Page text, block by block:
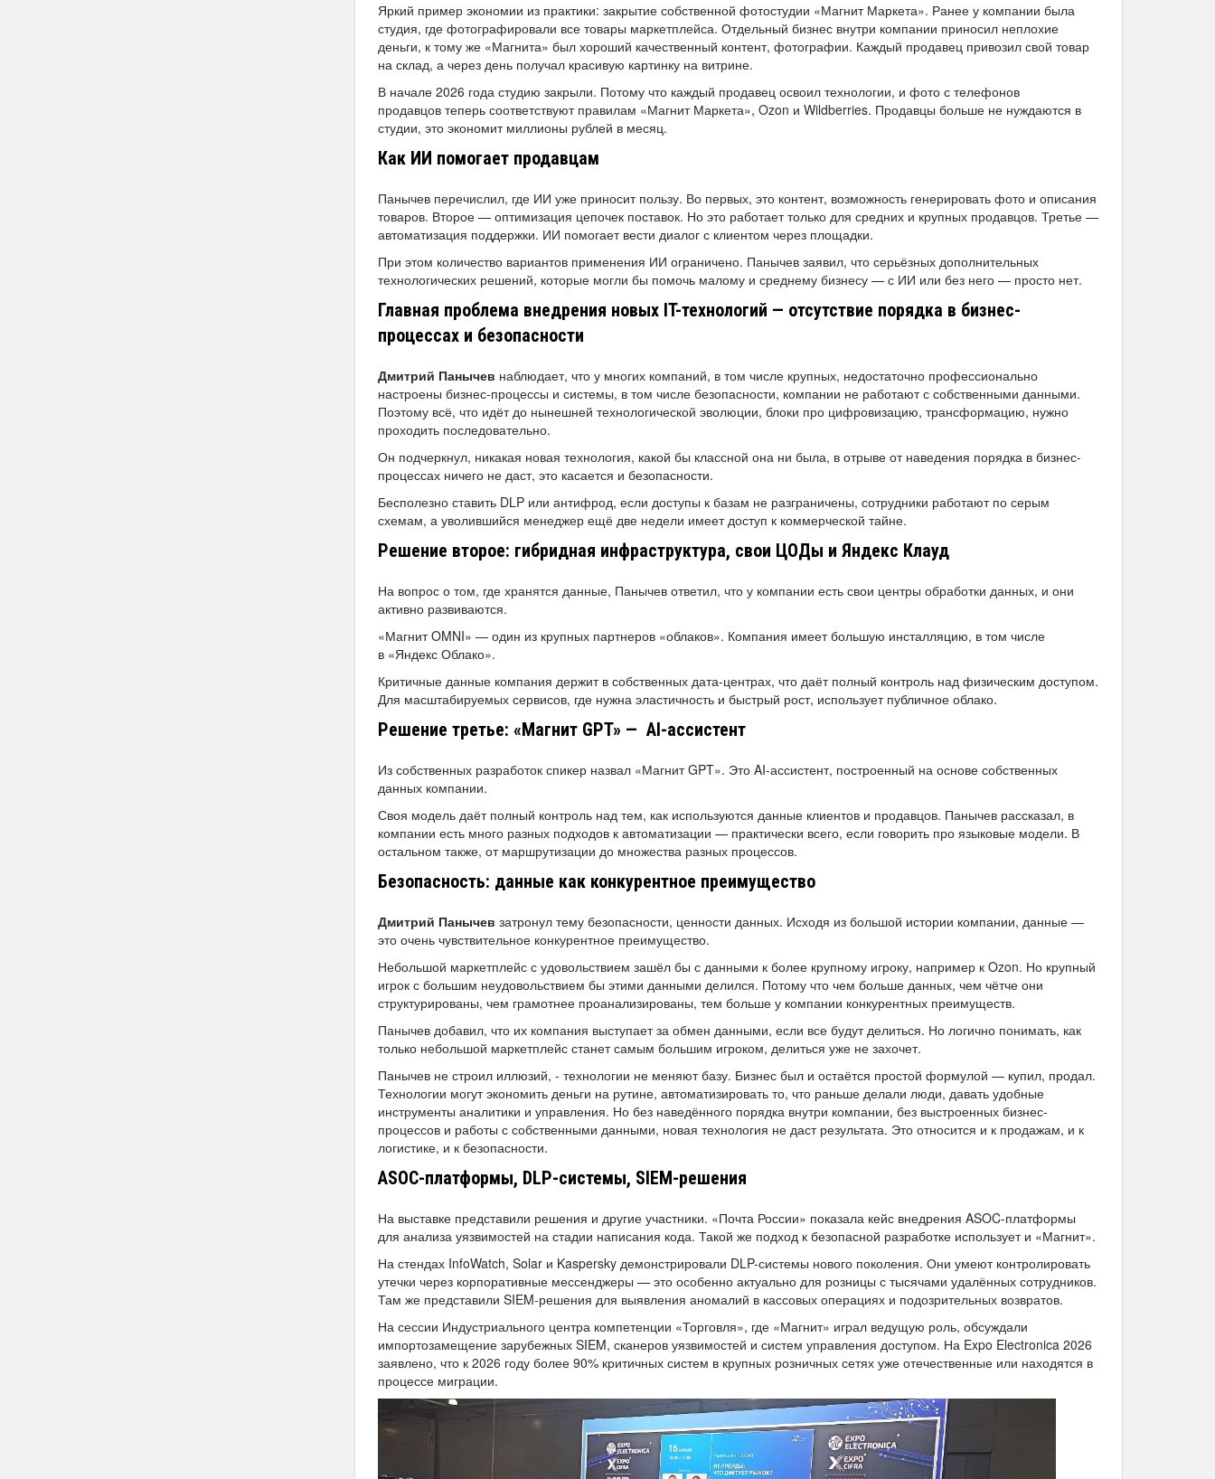
Яркий пример экономии из практики: закрытие собственной фотостудии «Магнит Маркета». Ранее у компании была
студия, где фотографировали все товары маркетплейса. Отдельный бизнес внутри компании приносил неплохие
деньги, к тому же «Магнита» был хороший качественный контент, фотографии. Каждый продавец привозил свой товар
на склад, а через день получал красивую картинку на витрине.
В начале 2026 года студию закрыли. Потому что каждый продавец освоил технологии, и фото с телефонов
продавцов теперь соответствуют правилам «Магнит Маркета», Ozon и Wildberries. Продавцы больше не нуждаются в
студии, это экономит миллионы рублей в месяц.
Как ИИ помогает продавцам
Панычев перечислил, где ИИ уже приносит пользу. Во первых, это контент, возможность генерировать фото и описания
товаров. Второе — оптимизация цепочек поставок. Но это работает только для средних и крупных продавцов. Третье —
автоматизация поддержки. ИИ помогает вести диалог с клиентом через площадки.
При этом количество вариантов применения ИИ ограничено. Панычев заявил, что серьёзных дополнительных
технологических решений, которые могли бы помочь малому и среднему бизнесу — с ИИ или без него — просто нет.
Главная проблема внедрения новых IT-технологий — отсутствие порядка в бизнес-
процессах и безопасности
Дмитрий Панычев наблюдает, что у многих компаний, в том числе крупных, недостаточно профессионально
настроены бизнес-процессы и системы, в том числе безопасности, компании не работают с собственными данными.
Поэтому всё, что идёт до нынешней технологической эволюции, блоки про цифровизацию, трансформацию, нужно
проходить последовательно.
Он подчеркнул, никакая новая технология, какой бы классной она ни была, в отрыве от наведения порядка в бизнес-
процессах ничего не даст, это касается и безопасности.
Бесполезно ставить DLP или антифрод, если доступы к базам не разграничены, сотрудники работают по серым
схемам, а уволившийся менеджер ещё две недели имеет доступ к коммерческой тайне.
Решение второе: гибридная инфраструктура, свои ЦОДы и Яндекс Клауд
На вопрос о том, где хранятся данные, Панычев ответил, что у компании есть свои центры обработки данных, и они
активно развиваются.
«Магнит OMNI» — один из крупных партнеров «облаков». Компания имеет большую инсталляцию, в том числе
в «Яндекс Облако».
Критичные данные компания держит в собственных дата-центрах, что даёт полный контроль над физическим доступом.
Для масштабируемых сервисов, где нужна эластичность и быстрый рост, использует публичное облако.
Решение третье: «Магнит GPT» — AI-ассистент
Из собственных разработок спикер назвал «Магнит GPT». Это AI-ассистент, построенный на основе собственных
данных компании.
Своя модель даёт полный контроль над тем, как используются данные клиентов и продавцов. Панычев рассказал, в
компании есть много разных подходов к автоматизации — практически всего, если говорить про языковые модели. В
остальном также, от маршрутизации до множества разных процессов.
Безопасность: данные как конкурентное преимущество
Дмитрий Панычев затронул тему безопасности, ценности данных. Исходя из большой истории компании, данные —
это очень чувствительное конкурентное преимущество.
Небольшой маркетплейс с удовольствием зашёл бы с данными к более крупному игроку, например к Ozon. Но крупный
игрок с большим неудовольствием бы этими данными делился. Потому что чем больше данных, чем чётче они
структурированы, чем грамотнее проанализированы, тем больше у компании конкурентных преимуществ.
Панычев добавил, что их компания выступает за обмен данными, если все будут делиться. Но логично понимать, как
только небольшой маркетплейс станет самым большим игроком, делиться уже не захочет.
Панычев не строил иллюзий, - технологии не меняют базу. Бизнес был и остаётся простой формулой — купил, продал.
Технологии могут экономить деньги на рутине, автоматизировать то, что раньше делали люди, давать удобные
инструменты аналитики и управления. Но без наведённого порядка внутри компании, без выстроенных бизнес-
процессов и работы с собственными данными, новая технология не даст результата. Это относится и к продажам, и к
логистике, и к безопасности.
ASOC-платформы, DLP-системы, SIEM-решения
На выставке представили решения и другие участники. «Почта России» показала кейс внедрения ASOC-платформы
для анализа уязвимостей на стадии написания кода. Такой же подход к безопасной разработке использует и «Магнит».
На стендах InfoWatch, Solar и Kaspersky демонстрировали DLP-системы нового поколения. Они умеют контролировать
утечки через корпоративные мессенджеры — это особенно актуально для розницы с тысячами удалённых сотрудников.
Там же представили SIEM-решения для выявления аномалий в кассовых операциях и подозрительных возвратов.
На сессии Индустриального центра компетенции «Торговля», где «Магнит» играл ведущую роль, обсуждали
импортозамещение зарубежных SIEM, сканеров уязвимостей и систем управления доступом. На Expo Electronica 2026
заявлено, что к 2026 году более 90% критичных систем в крупных розничных сетях уже отечественные или находятся в
процессе миграции.